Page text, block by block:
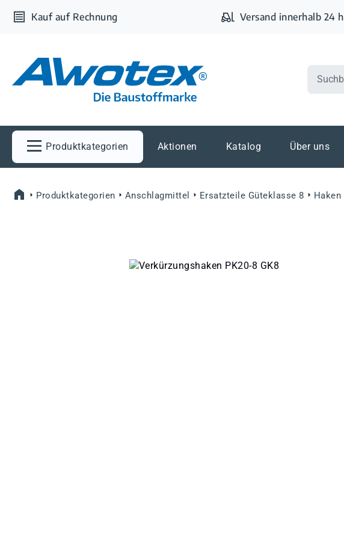
Hauptinhalt springen
Zur Suche springen
Zur Hauptnavigation springen
Kauf auf Rechnung Versand innerhalb 24 h
Produktkategorien Aktionen Katalog Über uns
Produktkategorien Anschlagmittel Ersatzteile Güteklasse 8 Haken